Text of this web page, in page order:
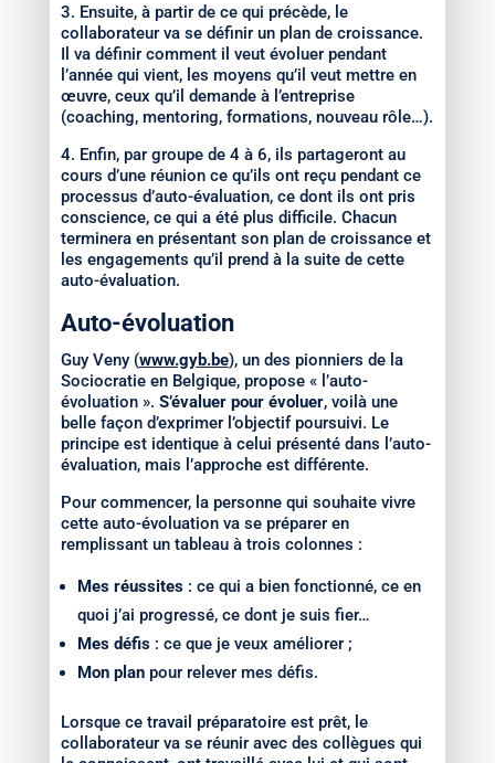
3. Ensuite, à partir de ce qui précède, le
collaborateur va se définir un plan de croissance.
Il va définir comment il veut évoluer pendant
l’année qui vient, les moyens qu’il veut mettre en
œuvre, ceux qu’il demande à l’entreprise
(coaching, mentoring, formations, nouveau rôle…).
4. Enfin, par groupe de 4 à 6, ils partageront au
cours d’une réunion ce qu’ils ont reçu pendant ce
processus d’auto-évaluation, ce dont ils ont pris
conscience, ce qui a été plus difficile. Chacun
terminera en présentant son plan de croissance et
les engagements qu’il prend à la suite de cette
auto-évaluation.
Auto-évoluation
Guy Veny (www.gyb.be), un des pionniers de la
Sociocratie en Belgique, propose « l’auto-
évoluation ». S’évaluer pour évoluer, voilà une
belle façon d’exprimer l’objectif poursuivi. Le
principe est identique à celui présenté dans l’auto-
évaluation, mais l’approche est différente.
Pour commencer, la personne qui souhaite vivre
cette auto-évoluation va se préparer en
remplissant un tableau à trois colonnes :
Mes réussites: ce qui a bien fonctionné, ce en
quoi j’ai progressé, ce dont je suis fier…
Mes défis: ce que je veux améliorer ;
Mon planpour relever mes défis.
Lorsque ce travail préparatoire est prêt, le
collaborateur va se réunir avec des collègues qui